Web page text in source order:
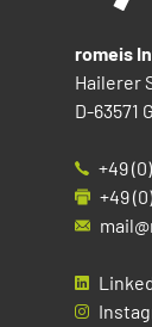
romeis
Hailerer
D-63571
+49
+49